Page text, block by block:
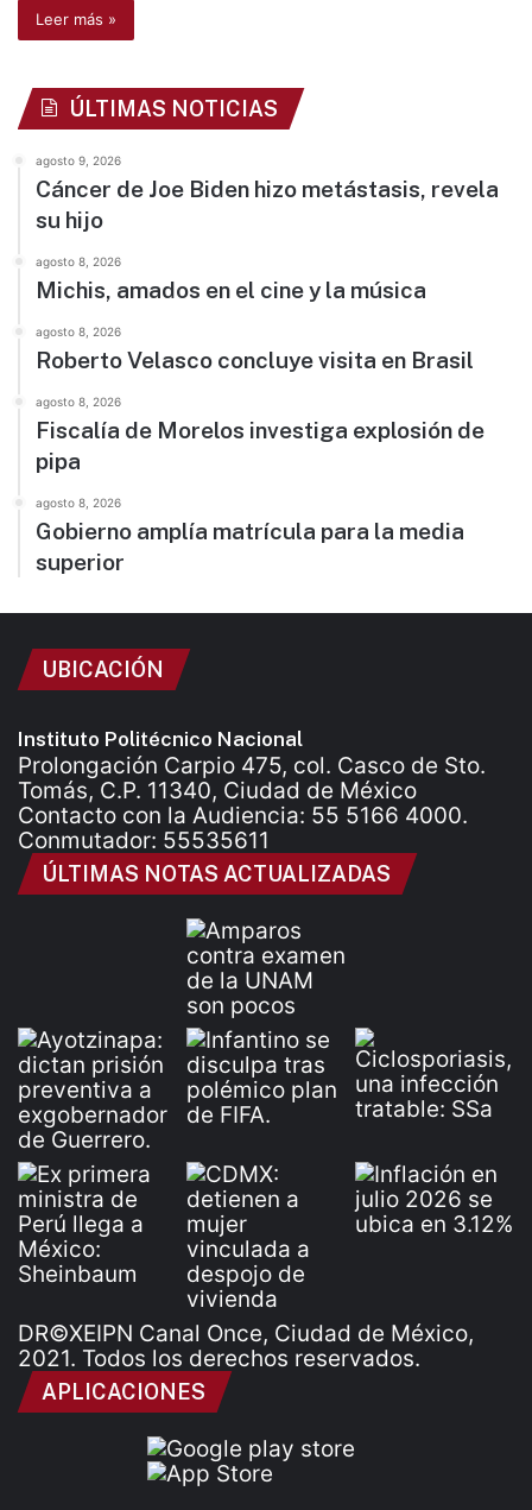
Leer más »
ÚLTIMAS NOTICIAS
agosto 9, 2026
Cáncer de Joe Biden hizo metástasis, revela
su hijo
agosto 8, 2026
Michis, amados en el cine y la música
agosto 8, 2026
Roberto Velasco concluye visita en Brasil
agosto 8, 2026
Fiscalía de Morelos investiga explosión de
pipa
agosto 8, 2026
Gobierno amplía matrícula para la media
superior
UBICACIÓN
Instituto Politécnico Nacional
Prolongación Carpio 475, col. Casco de Sto.
Tomás, C.P. 11340, Ciudad de México
Contacto con la Audiencia: 55 5166 4000.
Conmutador: 55535611
ÚLTIMAS NOTAS ACTUALIZADAS
DR©XEIPN Canal Once, Ciudad de México,
2021. Todos los derechos reservados.
APLICACIONES